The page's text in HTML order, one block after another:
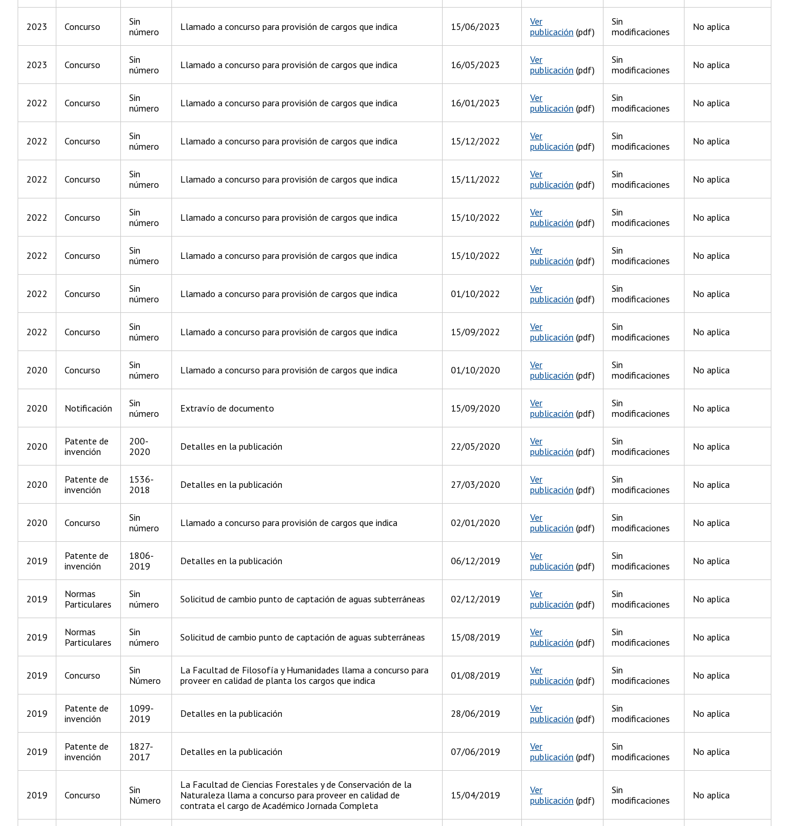
2023 Concurso
Sin
número
Llamado a concurso para provisión de cargos que indica 15/06/2023
Ver
publicación (pdf)
Sin
modificaciones
No aplica
2023 Concurso
Sin
número
Llamado a concurso para provisión de cargos que indica 16/05/2023
Ver
publicación (pdf)
Sin
modificaciones
No aplica
2022 Concurso
Sin
número
Llamado a concurso para provisión de cargos que indica 16/01/2023
Ver
publicación (pdf)
Sin
modificaciones
No aplica
2022 Concurso
Sin
número
Llamado a concurso para provisión de cargos que indica 15/12/2022
Ver
publicación (pdf)
Sin
modificaciones
No aplica
2022 Concurso
Sin
número
Llamado a concurso para provisión de cargos que indica 15/11/2022
Ver
publicación (pdf)
Sin
modificaciones
No aplica
2022 Concurso
Sin
número
Llamado a concurso para provisión de cargos que indica 15/10/2022
Ver
publicación (pdf)
Sin
modificaciones
No aplica
2022 Concurso
Sin
número
Llamado a concurso para provisión de cargos que indica 15/10/2022
Ver
publicación (pdf)
Sin
modificaciones
No aplica
2022 Concurso
Sin
número
Llamado a concurso para provisión de cargos que indica 01/10/2022
Ver
publicación (pdf)
Sin
modificaciones
No aplica
2022 Concurso
Sin
número
Llamado a concurso para provisión de cargos que indica 15/09/2022
Ver
publicación (pdf)
Sin
modificaciones
No aplica
2020 Concurso
Sin
número
Llamado a concurso para provisión de cargos que indica 01/10/2020
Ver
publicación (pdf)
Sin
modificaciones
No aplica
2020 Notificación
Sin
número
Extravío de documento 15/09/2020
Ver
publicación (pdf)
Sin
modificaciones
No aplica
2020
Patente de
invención
200-
2020
Detalles en la publicación 22/05/2020
Ver
publicación (pdf)
Sin
modificaciones
No aplica
2020
Patente de
invención
1536-
2018
Detalles en la publicación 27/03/2020
Ver
publicación (pdf)
Sin
modificaciones
No aplica
2020 Concurso
Sin
número
Llamado a concurso para provisión de cargos que indica 02/01/2020
Ver
publicación (pdf)
Sin
modificaciones
No aplica
2019
Patente de
invención
1806-
2019
Detalles en la publicación 06/12/2019
Ver
publicación (pdf)
Sin
modificaciones
No aplica
2019
Normas
Particulares
Sin
número
Solicitud de cambio punto de captación de aguas subterráneas 02/12/2019
Ver
publicación (pdf)
Sin
modificaciones
No aplica
2019
Normas
Particulares
Sin
número
Solicitud de cambio punto de captación de aguas subterráneas 15/08/2019
Ver
publicación (pdf)
Sin
modificaciones
No aplica
2019 Concurso
Sin
Número
La Facultad de Filosofía y Humanidades llama a concurso para
proveer en calidad de planta los cargos que indica
01/08/2019
Ver
publicación (pdf)
Sin
modificaciones
No aplica
2019
Patente de
invención
1099-
2019
Detalles en la publicación 28/06/2019
Ver
publicación (pdf)
Sin
modificaciones
No aplica
2019
Patente de
invención
1827-
2017
Detalles en la publicación 07/06/2019
Ver
publicación (pdf)
Sin
modificaciones
No aplica
2019 Concurso
Sin
Número
La Facultad de Ciencias Forestales y de Conservación de la
Naturaleza llama a concurso para proveer en calidad de
contrata el cargo de Académico Jornada Completa
15/04/2019
Ver
publicación (pdf)
Sin
modificaciones
No aplica